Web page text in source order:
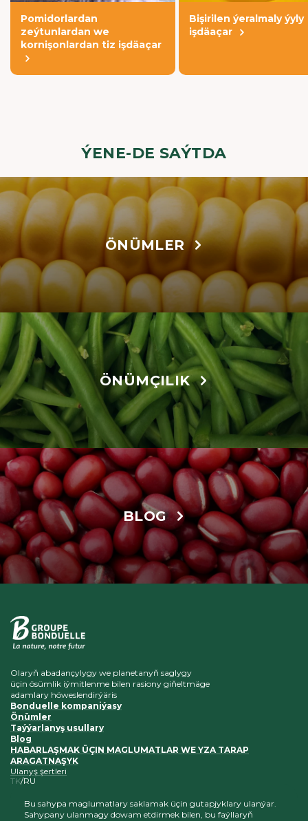
Pomidorlardan
zeýtunlardan we
kornişonlardan tiz işdäaçar
Bişirilen ýeralmaly ýyly
işdäaçar
ÝENE-DE SAÝTDA
ÖNÜMLER
ÖNÜMÇILIK
BLOG
Olaryň abadançylygy we planetanyň saglygy
üçin ösümlik iýmitlenme bilen rasiony giňeltmäge
adamlary höweslendirýäris
Bonduelle kompaniýasy
Önümler
Taýýarlanyş usullary
Blog
HABARLAŞMAK ÜÇIN MAGLUMATLAR WE YZA TARAP
ARAGATNAŞYK
Ulanyş şertleri
TK RU
Bu sahypa maglumatlary saklamak üçin gutapjyklary ulanýar.
Sahypany ulanmagy dowam etdirmek bilen, bu faýllaryň